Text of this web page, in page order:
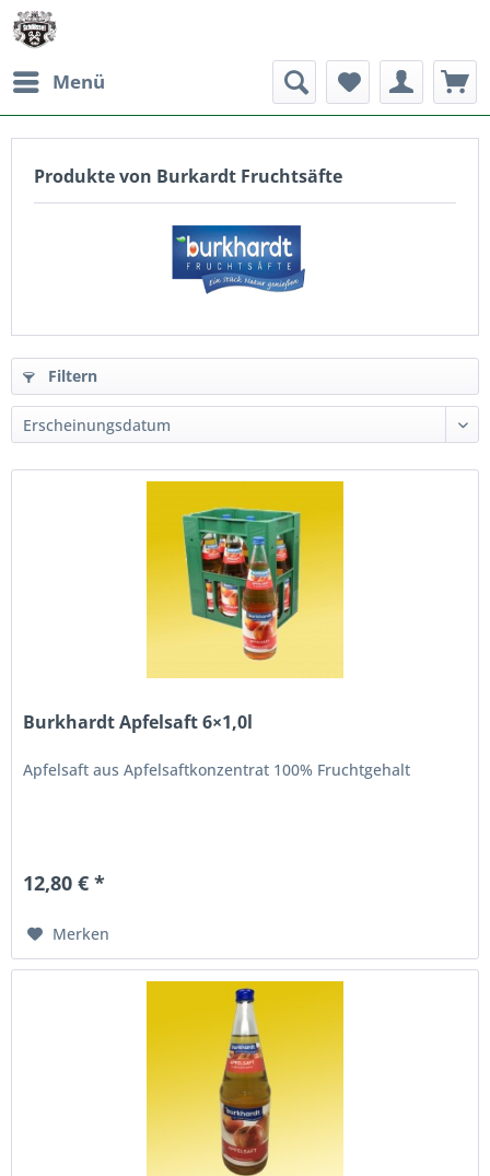
Menü
Produkte von Burkardt Fruchtsäfte
Filtern
Burkhardt Apfelsaft 6×1,0l
Apfelsaft aus Apfelsaftkonzentrat 100% Fruchtgehalt
12,80 € *
Merken